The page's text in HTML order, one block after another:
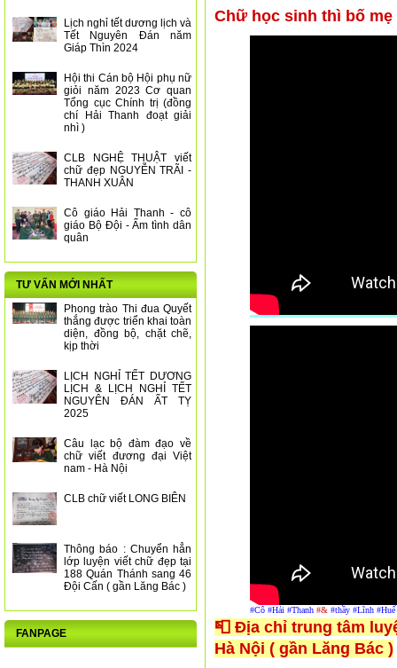
Lịch nghỉ tết dương lịch và
Tết Nguyên Đán năm
Giáp Thìn 2024
Hội thi Cán bộ Hội phụ nữ
giỏi năm 2023 Cơ quan
Tổng cục Chính trị (đồng
chí Hải Thanh đoạt giải
nhì )
CLB NGHỆ THUẬT viết
chữ đẹp NGUYỄN TRÃI -
THANH XUÂN
Cô giáo Hải Thanh - cô
giáo Bộ Đội - Ấm tình dân
quân
TƯ VẤN MỚI NHẤT
Phong trào Thi đua Quyết
thắng được triển khai toàn
diện, đồng bộ, chặt chẽ,
kịp thời
LỊCH NGHỈ TẾT DƯƠNG
LỊCH & LỊCH NGHỈ TẾT
NGUYÊN ĐÁN ẤT TỴ
2025
Câu lạc bộ đàm đạo về
chữ viết đương đại Việt
nam - Hà Nội
CLB chữ viết LONG BIÊN
Thông báo : Chuyển hẳn
lớp luyện viết chữ đẹp tại
188 Quán Thánh sang 46
Đội Cấn ( gần Lăng Bác )
FANPAGE
Chữ học sinh thì bố mẹ
#Cô #Hải #Thanh#& #thầy #Lĩnh #Huế
📮 Địa chỉ trung tâm
Hà Nội ( gần Lăng Bác )